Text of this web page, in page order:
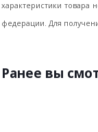
характеристики
федерации. Для
Ранее вы